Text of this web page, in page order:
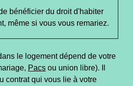
bénéficier du droit d'habiter
même si vous vous remariez.
le logement dépend de votre
Pacs ou union libre). Il
contrat qui vous lie à votre